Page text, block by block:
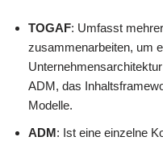
TOGAF: Umfasst
zusammenarbeiten, um
ADM, das
Modelle.
ADM: Ist eine einzelne